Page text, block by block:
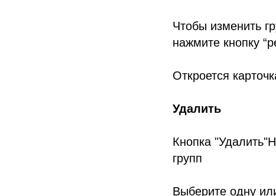
Чтобы изменить
нажмите кнопку
Откроется
Удалить
Кнопка
групп
Выберите одну